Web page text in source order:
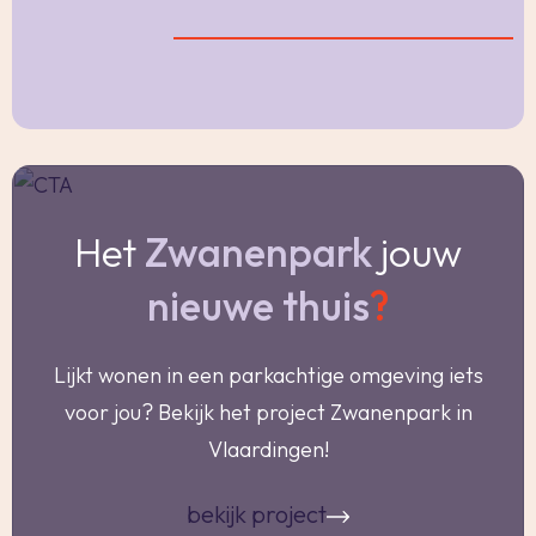
-Woonoppervlakte:205m²;
-Inhoud: 789m³;
jaarlijkse canon van € 217,-. Einddatum recht 15-
-Geheel voorzien van houten kozijnen met
-In 2023 is een nieuwe meterkast geplaatst; 11
groepen, 3 aardlekschakelaars en een
-In 2007 zijn alle verwarmingsradiatoren nieuw
HetZwanenpark jouw
nieuwe thuis?
Lijkt wonen in een parkachtige omgeving iets
voor jou? Bekijk het project Zwanenpark in
Vlaardingen!
bekijk project